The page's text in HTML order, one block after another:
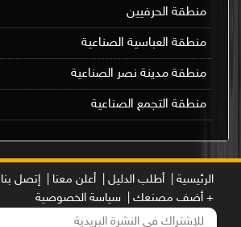
منطقة الحرفيين
منطقة العباسية الصناعية
منطقة مدينة نصر الصناعية
منطقة التجمع الصناعية
الرئيسية | أطلب الدليل | أعلن معنا | إتصل بنا |
+ أضف مصنعك |
سياسة الخصوصية